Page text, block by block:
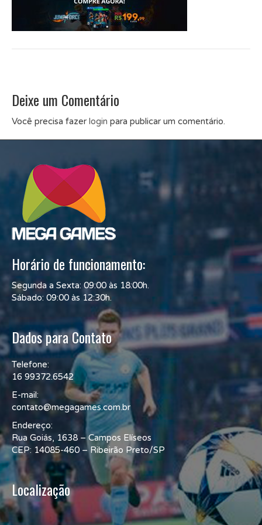
Deixe um Comentário
Você precisa fazer login para publicar um comentário.
Horário de funcionamento:
Segunda a Sexta: 09:00 às 18:00h.
Sábado: 09:00 às 12:30h.
Dados para Contato
Telefone:
16 99372.6542
E-mail:
contato@megagames.com.br
Endereço:
Rua Goiás, 1638 – Campos Elíseos
CEP: 14085-460 – Ribeirão Preto/SP
Localização